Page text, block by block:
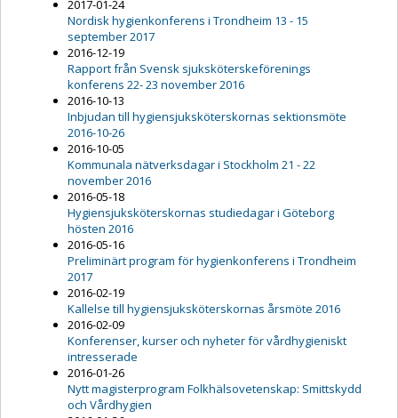
2017-01-24
Nordisk hygienkonferens i Trondheim 13 - 15
september 2017
2016-12-19
Rapport från Svensk sjuksköterskeförenings
konferens 22- 23 november 2016
2016-10-13
Inbjudan till hygiensjuksköterskornas sektionsmöte
2016-10-26
2016-10-05
Kommunala nätverksdagar i Stockholm 21 - 22
november 2016
2016-05-18
Hygiensjuksköterskornas studiedagar i Göteborg
hösten 2016
2016-05-16
Preliminärt program för hygienkonferens i Trondheim
2017
2016-02-19
Kallelse till hygiensjuksköterskornas årsmöte 2016
2016-02-09
Konferenser, kurser och nyheter för vårdhygieniskt
intresserade
2016-01-26
Nytt magisterprogram Folkhälsovetenskap: Smittskydd
och Vårdhygien